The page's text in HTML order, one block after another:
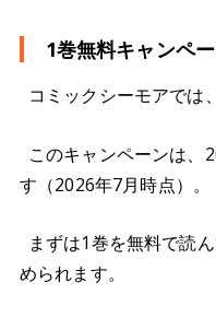
1巻無料キャンペ
コミックシーモアでは
このキャンペーンは、
す（2026年7月時点）。
まずは1巻を無料で読
められます。